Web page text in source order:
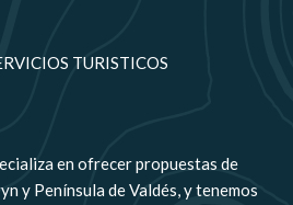
TURISTICOS
en ofrecer propuestas de
y Península de Valdés, y tenemos